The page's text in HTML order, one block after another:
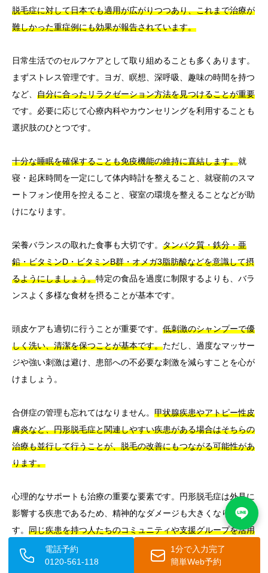
脱毛症に対して日本でも適用が広がりつつあり、これまで治療が
難しかった重症例にも効果が報告されています。
日常生活でのセルフケアとして取り組めることも多くあります。
まずストレス管理です。ヨガ、瞑想、深呼吸、趣味の時間を持つ
など、 自分に合ったリラクゼーション方法を見つけることが重要
です。必要に応じて心療内科やカウンセリングを利用することも
選択肢のひとつです。
十分な睡眠を確保することも免疫機能の維持に直結します。就
寝・起床時間を一定にして体内時計を整えること、就寝前のスマ
ートフォン使用を控えること、寝室の環境を整えることなどが助
けになります。
栄養バランスの取れた食事も大切です。 タンパク質・鉄分・亜
鉛・ビタミンD・ビタミンB群・オメガ3脂肪酸などを意識して摂
るようにしましょう。特定の食品を過度に制限するよりも、バラ
ンスよく多様な食材を摂ることが基本です。
頭皮ケアも適切に行うことが重要です。 低刺激のシャンプーで優
しく洗い、清潔を保つことが基本です。ただし、過度なマッサー
ジや強い刺激は避け、患部への不必要な刺激を減らすことを心が
けましょう。
合併症の管理も忘れてはなりません。 甲状腺疾患やアトピー性皮
膚炎など、円形脱毛症と関連しやすい疾患がある場合はそちらの
治療も並行して行うことが、脱毛の改善にもつながる可能性があ
ります。
心理的なサポートも治療の重要な要素です。円形脱毛症は外見に
影響する疾患であるため、精神的なダメージも大きくなりがちで
す。 同じ疾患を持つ人たちのコミュニティや支援グループを活用
することも、精神的な安定を保つうえで有益です。
電話予約
0120-561-118
1分で入力完了
簡単Web予約